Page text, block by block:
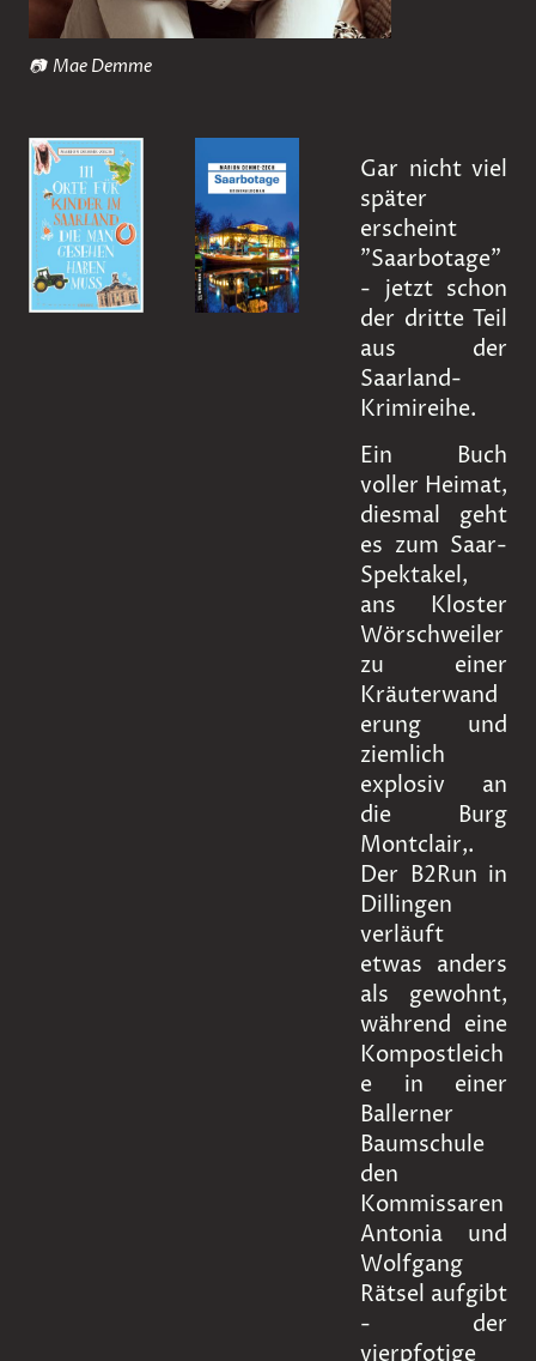
📷 Mae Demme
Gar nicht viel
später
erscheint
"Saarbotage"
- jetzt schon
der dritte Teil
aus der
Saarland-
Krimireihe.
Ein Buch
voller Heimat,
diesmal geht
es zum Saar-
Spektakel,
ans Kloster
Wörschweiler
zu einer
Kräuterwand
erung und
ziemlich
explosiv an
die Burg
Montclair,.
Der B2Run in
Dillingen
verläuft
etwas anders
als gewohnt,
während eine
Kompostleich
e in einer
Ballerner
Baumschule
den
Kommissaren
Antonia und
Wolfgang
Rätsel aufgibt
- der
vierpfotige